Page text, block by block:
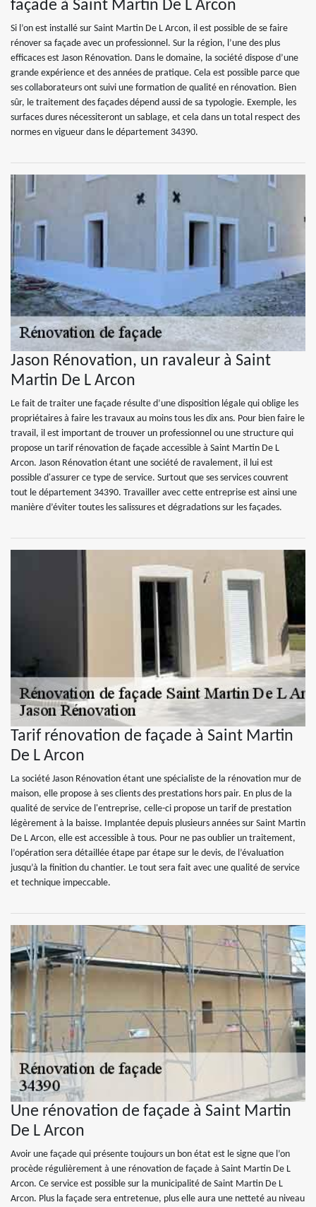
façade à Saint Martin De L Arcon
Si l’on est installé sur Saint Martin De L Arcon, il est possible de se faire
rénover sa façade avec un professionnel. Sur la région, l’une des plus
efficaces est Jason Rénovation. Dans le domaine, la société dispose d’une
grande expérience et des années de pratique. Cela est possible parce que
ses collaborateurs ont suivi une formation de qualité en rénovation. Bien
sûr, le traitement des façades dépend aussi de sa typologie. Exemple, les
surfaces dures nécessiteront un sablage, et cela dans un total respect des
normes en vigueur dans le département 34390.
Jason Rénovation, un ravaleur à Saint
Martin De L Arcon
Le fait de traiter une façade résulte d’une disposition légale qui oblige les
propriétaires à faire les travaux au moins tous les dix ans. Pour bien faire le
travail, il est important de trouver un professionnel ou une structure qui
propose un tarif rénovation de façade accessible à Saint Martin De L
Arcon. Jason Rénovation étant une société de ravalement, il lui est
possible d'assurer ce type de service. Surtout que ses services couvrent
tout le département 34390. Travailler avec cette entreprise est ainsi une
manière d’éviter toutes les salissures et dégradations sur les façades.
Tarif rénovation de façade à Saint Martin
De L Arcon
La société Jason Rénovation étant une spécialiste de la rénovation mur de
maison, elle propose à ses clients des prestations hors pair. En plus de la
qualité de service de l'entreprise, celle-ci propose un tarif de prestation
légèrement à la baisse. Implantée depuis plusieurs années sur Saint Martin
De L Arcon, elle est accessible à tous. Pour ne pas oublier un traitement,
l’opération sera détaillée étape par étape sur le devis, de l’évaluation
jusqu’à la finition du chantier. Le tout sera fait avec une qualité de service
et technique impeccable.
Une rénovation de façade à Saint Martin
De L Arcon
Avoir une façade qui présente toujours un bon état est le signe que l’on
procède régulièrement à une rénovation de façade à Saint Martin De L
Arcon. Ce service est possible sur la municipalité de Saint Martin De L
Arcon. Plus la façade sera entretenue, plus elle aura une netteté au niveau